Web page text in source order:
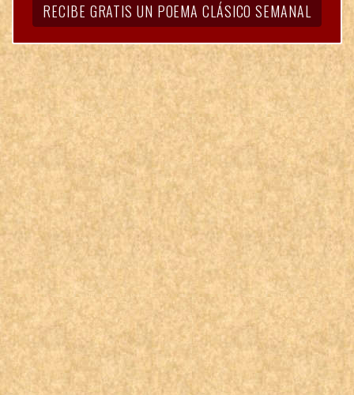
RECIBE GRATIS UN POEMA CLÁSICO SEMANAL